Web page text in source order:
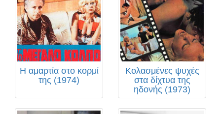
Η αμαρτία στο κορμί
της (1974)
Κολασμένες ψυχές
στα δίχτυα της
ηδονής (1973)